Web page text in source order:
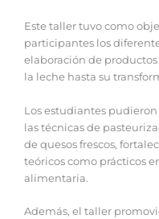
Este taller tuvo como
participantes los
elaboración de
la leche hasta su
Los estudiantes
las técnicas de
de quesos frescos,
teóricos como prácticos
alimentaria.
Además, el taller